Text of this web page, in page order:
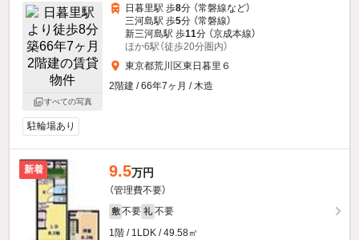
すべての写真
日暮里駅 歩8分 （常磐線など）
三河島駅 歩5分 （常磐線）
新三河島駅 歩11分 （京成本線）
ほか6駅（徒歩20分圏内）
東京都荒川区東日暮里６
2階建 / 66年7ヶ月 / 木造
駐輪場あり
新着 9.5万円
（管理費不要）
敷 不要 礼 不要
1階 / 1LDK / 49.58㎡